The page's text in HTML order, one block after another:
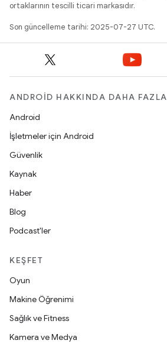
ortaklarının tescilli ticari markasıdır.
Son güncelleme tarihi: 2025-07-27 UTC.
ANDROID HAKKINDA DAHA FAZLA
Android
İşletmeler için Android
Güvenlik
Kaynak
Haber
Blog
Podcast'ler
KEŞFET
Oyun
Makine Öğrenimi
Sağlık ve Fitness
Kamera ve Medya